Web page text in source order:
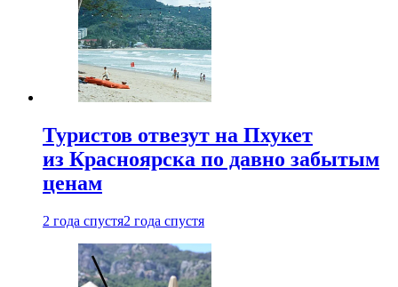
Туристов отвезут на Пхукет
из Красноярска по давно забытым
ценам
2 года спустя2 года спустя